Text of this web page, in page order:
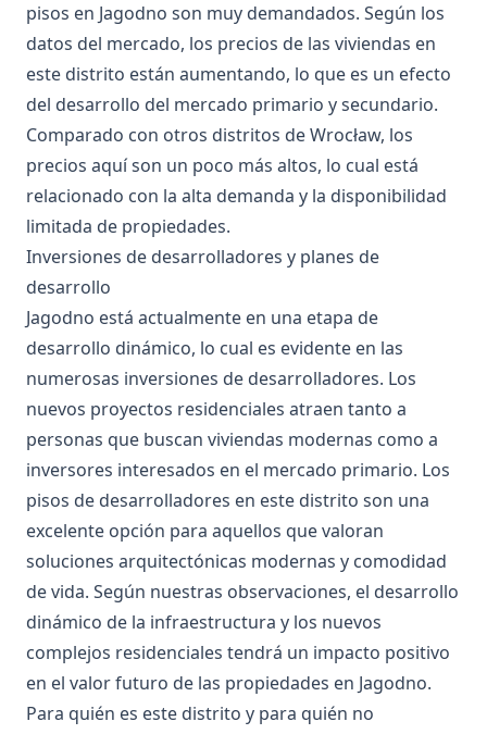
pisos en Jagodno son muy demandados. Según los
datos del mercado, los precios de las viviendas en
este distrito están aumentando, lo que es un efecto
del desarrollo del mercado primario y secundario.
Comparado con otros distritos de Wrocław, los
precios aquí son un poco más altos, lo cual está
relacionado con la alta demanda y la disponibilidad
limitada de propiedades.
Inversiones de desarrolladores y planes de
desarrollo
Jagodno está actualmente en una etapa de
desarrollo dinámico, lo cual es evidente en las
numerosas inversiones de desarrolladores. Los
nuevos proyectos residenciales atraen tanto a
personas que buscan viviendas modernas como a
inversores interesados en el mercado primario. Los
pisos de desarrolladores en este distrito son una
excelente opción para aquellos que valoran
soluciones arquitectónicas modernas y comodidad
de vida. Según nuestras observaciones, el desarrollo
dinámico de la infraestructura y los nuevos
complejos residenciales tendrá un impacto positivo
en el valor futuro de las propiedades en Jagodno.
Para quién es este distrito y para quién no